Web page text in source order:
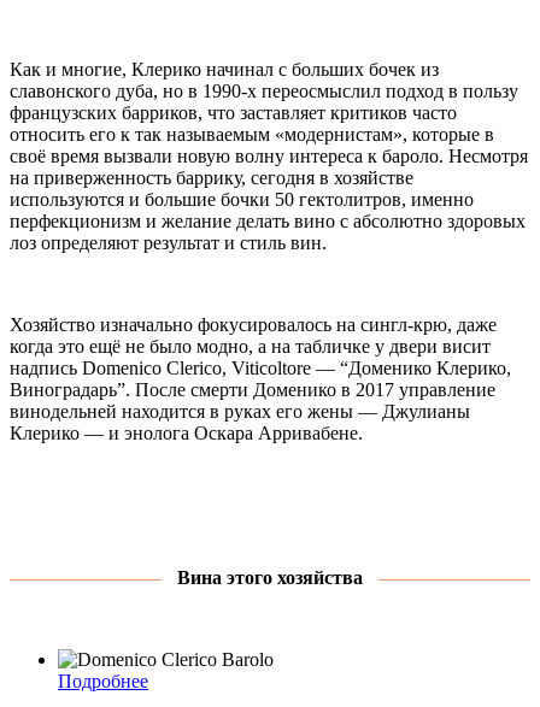
Как и многие, Клерико начинал с больших бочек из
славонского дуба, но в 1990-х переосмыслил подход в пользу
французских барриков, что заставляет критиков часто
относить его к так называемым «модернистам», которые в
своё время вызвали новую волну интереса к бароло. Несмотря
на приверженность баррику, сегодня в хозяйстве
используются и большие бочки 50 гектолитров, именно
перфекционизм и желание делать вино с абсолютно здоровых
лоз определяют результат и стиль вин.
Хозяйство изначально фокусировалось на сингл-крю, даже
когда это ещё не было модно, а на табличке у двери висит
надпись Domenico Clerico, Viticoltore — “Доменико Клерико,
Виноградарь”. После смерти Доменико в 2017 управление
винодельней находится в руках его жены — Джулианы
Клерико — и энолога Оскара Арривабене.
Вина этого хозяйства
Подробнее